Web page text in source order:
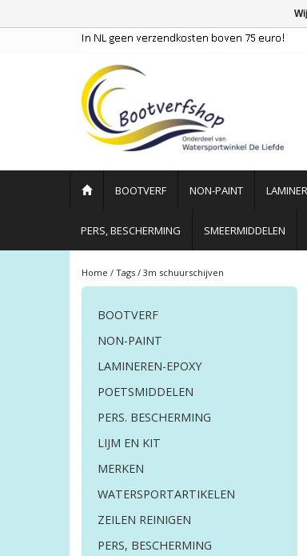
BOOTVERF NON-PAINT
PERS, BESCHERMING SMEERMIDDELEN
Home / Tags / 3m schuurschijven
BOOTVERF
NON-PAINT
LAMINEREN-EPOXY
POETSMIDDELEN
PERS. BESCHERMING
LIJM EN KIT
MERKEN
WATERSPORTARTIKELEN
ZEILEN REINIGEN
PERS, BESCHERMING